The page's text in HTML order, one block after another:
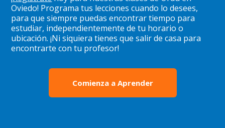
Oviedo! Programa tus lecciones cuando lo desees,
para que siempre puedas encontrar tiempo para
estudiar, independientemente de tu horario o
ubicación. ¡Ni siquiera tienes que salir de casa para
encontrarte con tu profesor!
Comienza a Aprender